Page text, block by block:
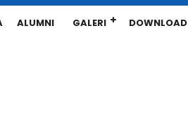
ALUMNI GALERI DOWNLOAD